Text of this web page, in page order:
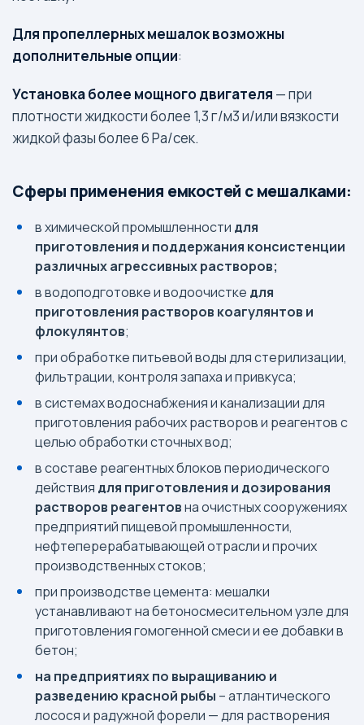
Для пропеллерных мешалок возможны
дополнительные опции:
Установка более мощного двигателя — при
плотности жидкости более 1,3 г/м3 и/или вязкости
жидкой фазы более 6 Ра/сек.
Сферы применения емкостей с мешалками:
в химической промышленности для
приготовления и поддержания консистенции
различных агрессивных растворов;
в водоподготовке и водоочистке для
приготовления растворов коагулянтов и
флокулянтов;
при обработке питьевой воды для стерилизации,
фильтрации, контроля запаха и привкуса;
в системах водоснабжения и канализации для
приготовления рабочих растворов и реагентов с
целью обработки сточных вод;
в составе реагентных блоков периодического
действия для приготовления и дозирования
растворов реагентовна очистных сооружениях
предприятий пищевой промышленности,
нефтеперерабатывающей отрасли и прочих
производственных стоков;
при производстве цемента: мешалки
устанавливают на бетоносмесительном узле для
приготовления гомогенной смеси и ее добавки в
бетон;
на предприятиях по выращиванию и
разведению красной рыбы – атлантического
лосося и радужной форели — для растворения